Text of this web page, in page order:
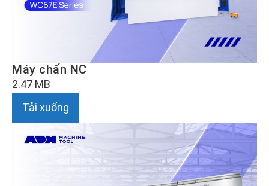
Máy chấn NC
2.47 MB
Tải xuống